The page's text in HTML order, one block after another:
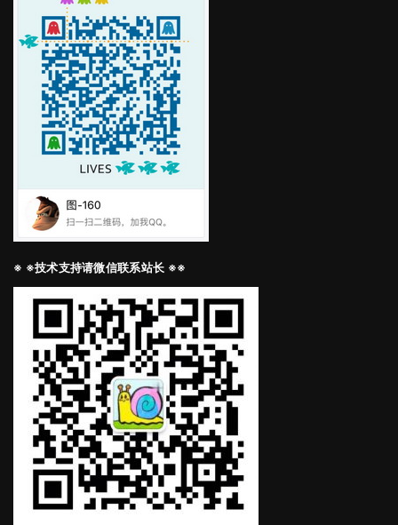
※ ※技术支持请微信联系站长 ※※